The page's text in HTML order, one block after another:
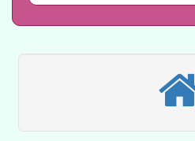
接種對象
接種之民
宣導素材
管道加強
115年8月
桃園市孔
開 智慧啟
2026年桃
「2026